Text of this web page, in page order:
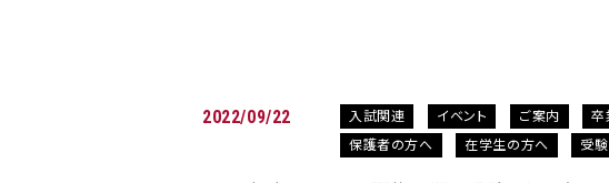
2022/09/22 入試関連 イベント ご案内 卒
保護者の方へ
在学生の方へ 受